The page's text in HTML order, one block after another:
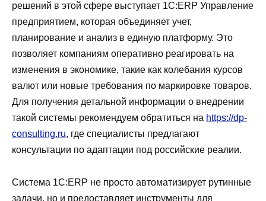
решений в этой сфере выступает 1С:ERP Управление
предприятием, которая объединяет учет,
планирование и анализ в единую платформу. Это
позволяет компаниям оперативно реагировать на
изменения в экономике, такие как колебания курсов
валют или новые требования по маркировке товаров.
Для получения детальной информации о внедрении
такой системы рекомендуем обратиться на https://dp-
consulting.ru, где специалисты предлагают
консультации по адаптации под российские реалии.
Система 1С:ERP не просто автоматизирует рутинные
задачи, но и предоставляет инструменты для